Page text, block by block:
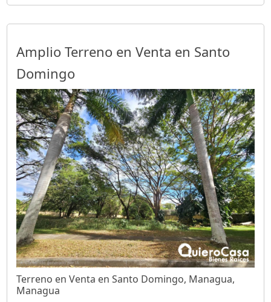
Amplio Terreno en Venta en Santo
Domingo
Terreno en Venta en Santo Domingo, Managua,
Managua